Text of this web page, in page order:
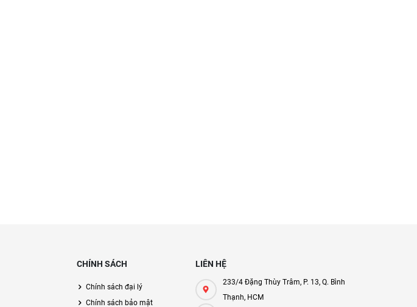
CHÍNH SÁCH
Chính sách đại lý
Chính sách bảo mật
LIÊN HỆ
233/4 Đặng Thùy Trâm, P. 13, Q. Bình
Thạnh, HCM